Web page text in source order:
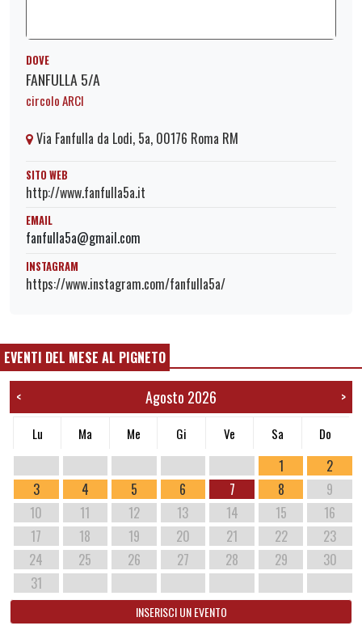
DOVE
FANFULLA 5/A
circolo ARCI
Via Fanfulla da Lodi, 5a, 00176 Roma RM
SITO WEB
http://www.fanfulla5a.it
EMAIL
fanfulla5a@gmail.com
INSTAGRAM
https://www.instagram.com/fanfulla5a/
EVENTI DEL MESE AL PIGNETO
< Agosto 2026 >
Lu Ma Me Gi Ve Sa Do
1
2
3
4 5 6 7 8
9
10
11 12 13 14 15
16
17
18 19 20 21 22
23
24
25 26 27 28 29
30
31
INSERISCI UN EVENTO